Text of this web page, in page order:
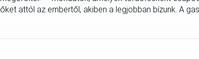
őket attól az embertől, akiben a legjobban bízunk. A